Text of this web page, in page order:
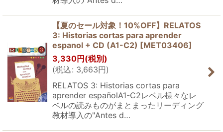
【夏のセール対象！10%OFF】RELATOS
3: Historias cortas para aprender
espanol + CD (A1-C2) [MET03406]
3,330円(税別)
(税込: 3,663円)
RELATOS 3: Historias cortas para
aprender españolA1-C2レベル様々なレ
ベルの読みものがまとまったリーディング
教材導入の"Antes d…